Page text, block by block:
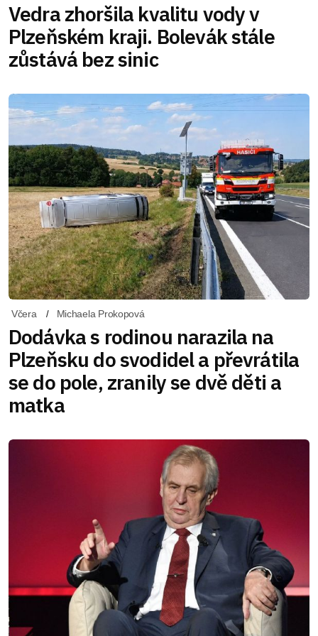
Vedra zhoršila kvalitu vody v
Plzeňském kraji. Bolevák stále
zůstává bez sinic
Včera Michaela Prokopová
Dodávka s rodinou narazila na
Plzeňsku do svodidel a převrátila
se do pole, zranily se dvě děti a
matka